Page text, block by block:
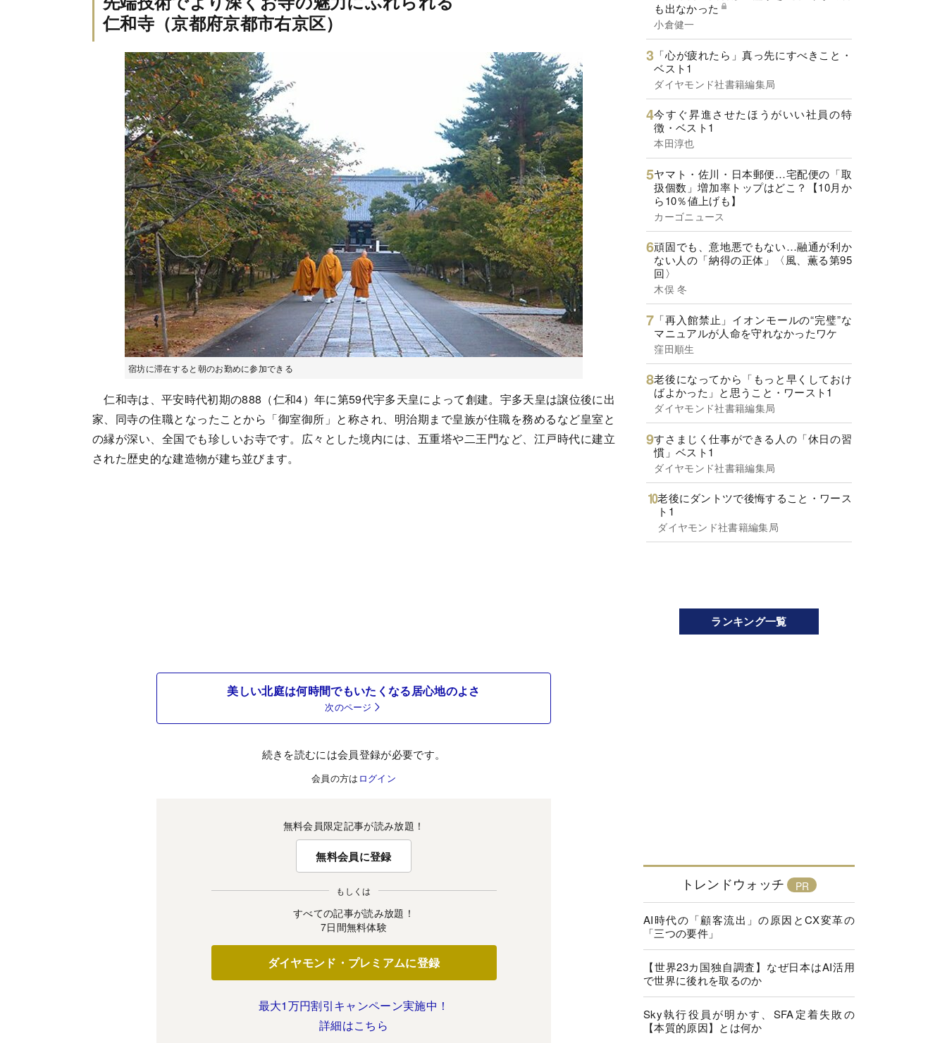
仁和寺（京都府京都市右京区）
宿坊に滞在すると朝のお勤めに参加できる
仁和寺は、平安時代初期の888（仁和4）年に第59代宇多天皇によって創建。宇多天皇は譲位後に出
家、同寺の住職となったことから「御室御所」と称され、明治期まで皇族が住職を務めるなど皇室と
の縁が深い、全国でも珍しいお寺です。広々とした境内には、五重塔や二王門など、江戸時代に建立
された歴史的な建造物が建ち並びます。
美しい北庭は何時間でもいたくなる居心地のよさ
次のページ
続きを読むには会員登録が必要です。
会員の方は ログイン
無料会員限定記事が読み放題！
無料会員に登録
もしくは
すべての記事が読み放題！
7日間無料体験
ダイヤモンド・プレミアムに登録
最大1万円割引キャンペーン実施中！
詳細はこちら
も出なかった
小倉健一
「心が疲れたら」真っ先にすべきこと・
ベスト1
ダイヤモンド社書籍編集局
今すぐ昇進させたほうがいい社員の特
徴・ベスト1
本田淳也
ヤマト・佐川・日本郵便…宅配便の「取
扱個数」増加率トップはどこ？【10月か
ら10％値上げも】
カーゴニュース
頑固でも、意地悪でもない…融通が利か
ない人の「納得の正体」〈風、薫る第95
回〉
木俣 冬
「再入館禁止」イオンモールの“完璧”な
マニュアルが人命を守れなかったワケ
窪田順生
老後になってから「もっと早くしておけ
ばよかった」と思うこと・ワースト1
ダイヤモンド社書籍編集局
すさまじく仕事ができる人の「休日の習
慣」ベスト1
ダイヤモンド社書籍編集局
老後にダントツで後悔すること・ワース
ト1
ダイヤモンド社書籍編集局
ランキング一覧
トレンドウォッチ
AI時代の「顧客流出」の原因とCX変革の
「三つの要件」
【世界23カ国独自調査】なぜ日本はAI活用
で世界に後れを取るのか
Sky執行役員が明かす、SFA定着失敗の
【本質的原因】とは何か